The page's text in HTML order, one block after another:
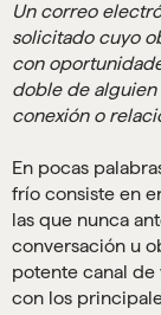
Un correo
solicitado cuyo
con
doble de
conexión o
En pocas
frío consiste en
las que nunca
conversación u
potente canal de
con los